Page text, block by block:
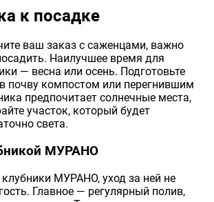
к посадке
ваш заказ с саженцами, важно
Наилучшее время для
— весна или осень. Подготовьте
почву компостом или перегнившим
предпочитает солнечные места,
участок, который будет
света.
МУРАНО
МУРАНО, уход за ней не
Главное — регулярный полив,